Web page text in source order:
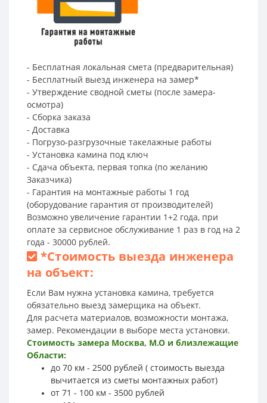
- Бесплатная локальная смета (предварительная)
- Бесплатный выезд инженера на замер*
- Утверждение сводной сметы (после замера-
осмотра)
- Сборка заказа
- Доставка
- Погрузо-разгрузочные такелажные работы
- Установка камина под ключ
- Сдача объекта, первая топка (по желанию
Заказчика)
- Гарантия на монтажные работы 1 год
(оборудование гарантия от производителей)
Возможно увеличение гарантии 1+2 года, при
оплате за сервисное обслуживание 1 раз в год на 2
года - 30000 рублей.
*Стоимость выезда инженера
на объект:
Если Вам нужна установка камина, требуется
обязательно выезд замерщика на объект.
Для расчета материалов, возможности монтажа,
замер. Рекомендации в выборе места установки.
Стоимость замера Москва, М.О и близлежащие
Области:
до 70 км - 2500 рублей ( стоимость выезда
вычитается из сметы монтажных работ)
от 71 - 100 км - 3500 рублей